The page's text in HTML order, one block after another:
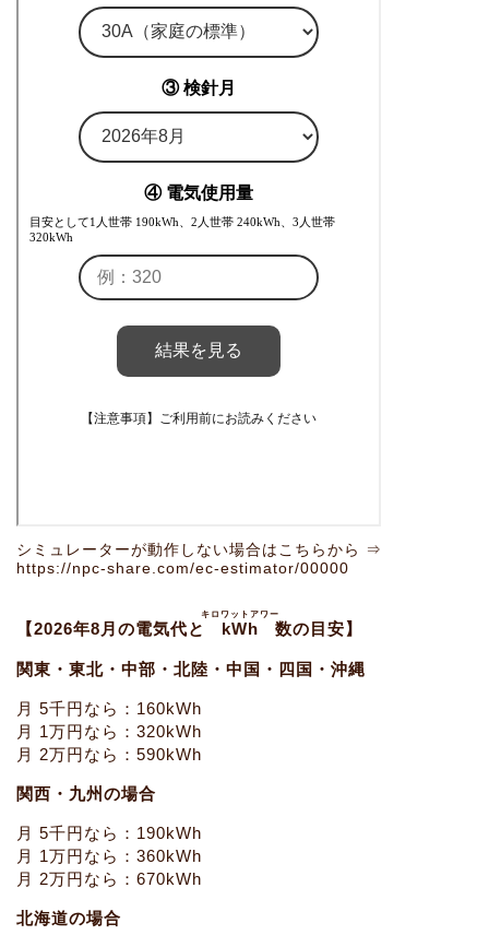
シミュレーターが動作しない場合はこちらから ⇒
https://npc-share.com/ec-estimator/00000
【2026年8月の電気代と kWh
キロワットアワー
数の目安】
関東・東北・中部・北陸・中国・四国・沖縄
月 5千円なら：160kWh
月 1万円なら：320kWh
月 2万円なら：590kWh
関西・九州の場合
月 5千円なら：190kWh
月 1万円なら：360kWh
月 2万円なら：670kWh
北海道の場合